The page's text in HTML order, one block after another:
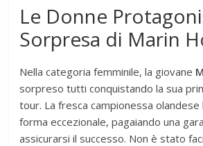
Le Donne
Sorpresa di Marin
Nella categoria femminile, la giovane
sorpreso tutti conquistando la sua
tour. La fresca campionessa
forma eccezionale, pagaiando una
assicurarsi il successo. Non è stato